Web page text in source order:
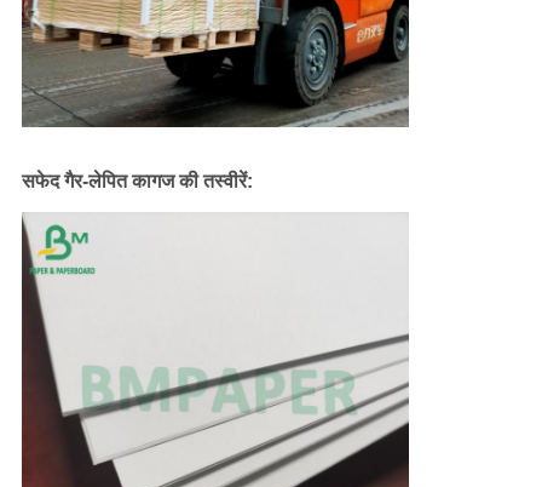
सफेद गैर-लेपित कागज की तस्वीरें: